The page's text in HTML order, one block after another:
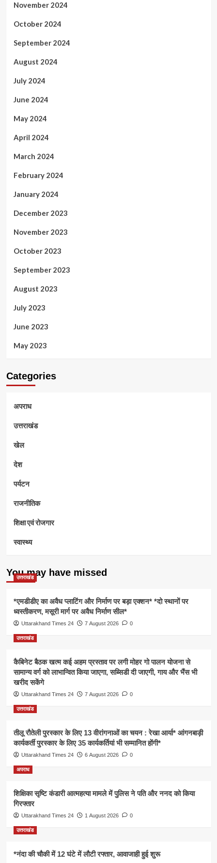
November 2024
October 2024
September 2024
August 2024
July 2024
June 2024
May 2024
April 2024
March 2024
February 2024
January 2024
December 2023
November 2023
October 2023
September 2023
August 2023
July 2023
June 2023
May 2023
Categories
अपराध
उत्तराखंड
खेल
देश
पर्यटन
राजनीतिक
शिक्षा एवं रोजगार
स्वास्थ्य
You may have missed
उत्तराखंड
*एमडीडीए का अवैध प्लाटिंग और निर्माण पर बड़ा एक्शन* *दो स्थानों पर
ध्वस्तीकरण, मसूरी मार्ग पर अवैध निर्माण सील*
Uttarakhand Times 24 7 August 2026 0
उत्तराखंड
कैबिनेट बैठक खत्म कई अहम प्रस्ताव पर लगी मोहर गो पालन योजना से
सामान्य वर्ग को लाभान्वित किया जाएगा, सब्सिडी दी जाएगी, गाय और भैंस भी
खरीद सकेंगे
Uttarakhand Times 24 7 August 2026 0
उत्तराखंड
तीलू रौतेली पुरस्कार के लिए 13 वीरांगनाओं का चयन : रेखा आर्या* आंगनबाड़ी
कार्यकर्ती पुरस्कार के लिए 35 कार्यकर्तियां भी सम्मानित होंगी*
Uttarakhand Times 24 6 August 2026 0
अपराध
शिक्षिका सृष्टि कंडारी आत्महत्या मामले में पुलिस ने पति और ननद को किया
गिरफ्तार
Uttarakhand Times 24 1 August 2026 0
उत्तराखंड
*नंदा की चौकी में 12 घंटे में लौटी रफ्तार, आवाजाही हुई शुरू